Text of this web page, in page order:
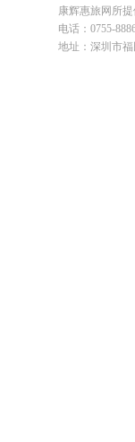
康辉惠旅网所
电话：0755-
地址：深圳市